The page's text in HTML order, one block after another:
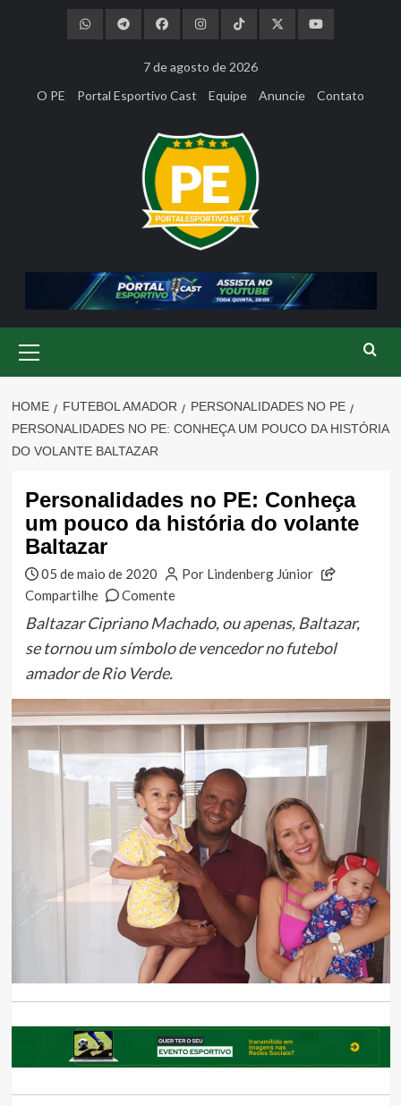
7 de agosto de 2026
O PE
Portal Esportivo Cast Equipe Anuncie Contato
Menu
HOME FUTEBOL AMADOR
PERSONALIDADES NO PE
PERSONALIDADES NO PE: CONHEÇA UM POUCO DA HISTÓRIA
DO VOLANTE BALTAZAR
Personalidades no PE: Conheça
um pouco da história do volante
Baltazar
05 de maio de 2020
Por Lindenberg Júnior
Compartilhe
Comente
Baltazar Cipriano Machado, ou apenas, Baltazar,
se tornou um símbolo de vencedor no futebol
amador de Rio Verde.